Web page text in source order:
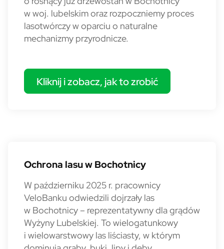
w woj. lubelskim oraz rozpoczniemy proces
lasotwórczy w oparciu o naturalne
mechanizmy przyrodnicze.
Kliknij i zobacz, jak to zrobić
Ochrona lasu w Bochotnicy
W październiku 2025 r. pracownicy
VeloBanku odwiedzili dojrzały las
w Bochotnicy – reprezentatywny dla grądów
Wyżyny Lubelskiej. To wielogatunkowy
i wielowarstwowy las liściasty, w którym